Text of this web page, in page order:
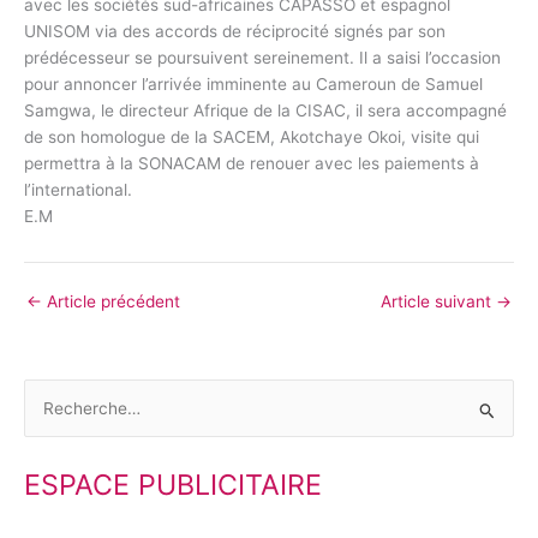
avec les sociétés sud-africaines CAPASSO et espagnol
UNISOM via des accords de réciprocité signés par son
prédécesseur se poursuivent sereinement. Il a saisi l’occasion
pour annoncer l’arrivée imminente au Cameroun de Samuel
Samgwa, le directeur Afrique de la CISAC, il sera accompagné
de son homologue de la SACEM, Akotchaye Okoi, visite qui
permettra à la SONACAM de renouer avec les paiements à
l’international.
E.M
← Article précédent Article suivant →
c
ESPACE PUBLICITAIRE